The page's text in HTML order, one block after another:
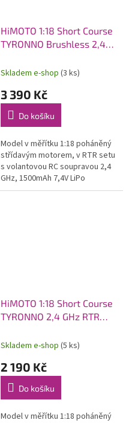
HiMOTO 1:18 Short Course
TYRONNO Brushless 2,4
Skladem e-shop (3 ks)
3 390 Kč
Do košíku
Model v měřítku 1:18 poháněný
střídavým motorem, v RTR setu
s volantovou RC soupravou 2,4
GHz, 1500mAh 7,4V LiPo
pohonným akumulátorem a
HiMOTO 1:18 Short Course
TYRONNO 2,4 GHz RTR
Skladem e-shop (5 ks)
2 190 Kč
Do košíku
Model v měřítku 1:18 poháněný